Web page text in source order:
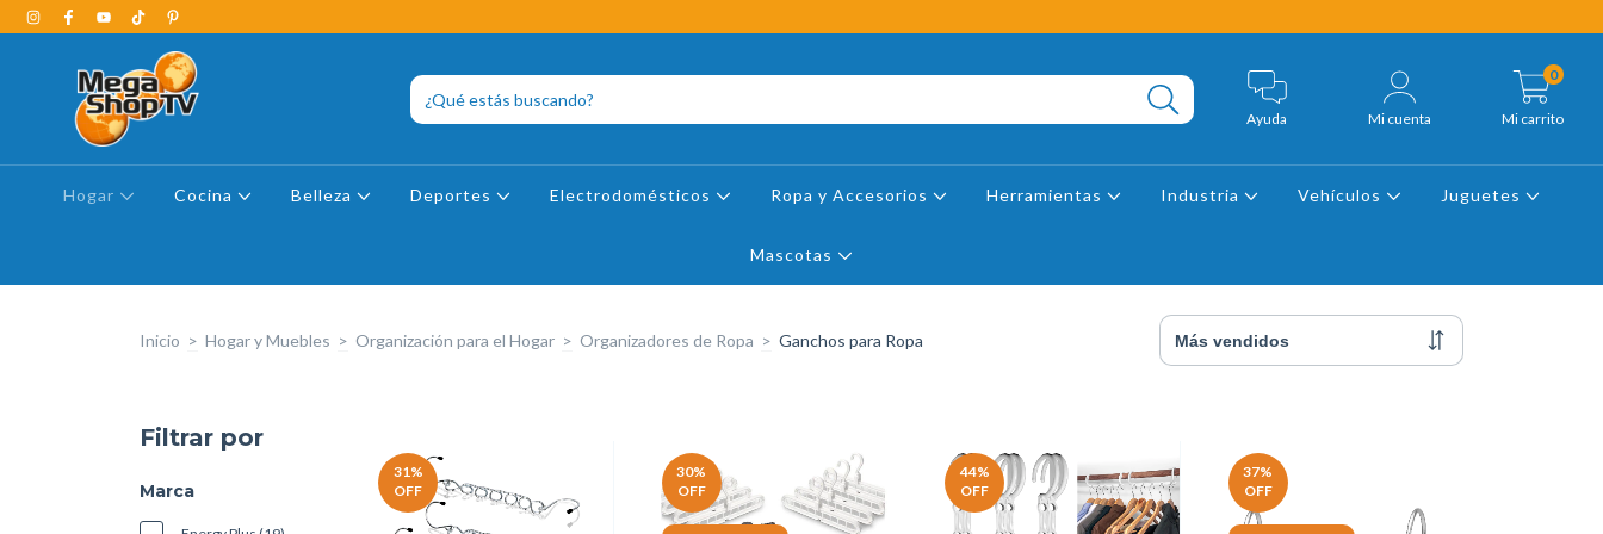
Ayuda Mi cuenta Mi carrito
0
Hogar Cocina Belleza Deportes Electrodomésticos Ropa y Accesorios Herramientas Industria Vehículos Juguetes
Mascotas
Inicio > Hogar y Muebles > Organización para el Hogar > Organizadores de Ropa > Ganchos para Ropa
Filtrar por
Marca
31%
OFF
30%
OFF
44%
OFF
37%
OFF